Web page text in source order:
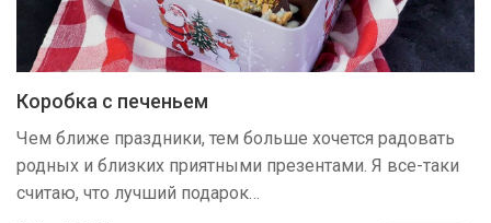
Коробка с печеньем
Чем ближе праздники, тем больше хочется радовать
родных и близких приятными презентами. Я все-таки
считаю, что лучший подарок…